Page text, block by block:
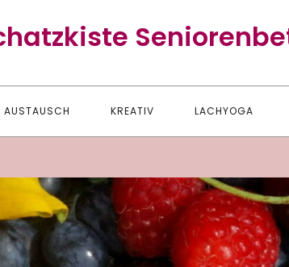
AUSTAUSCH KREATIV LACHYOGA